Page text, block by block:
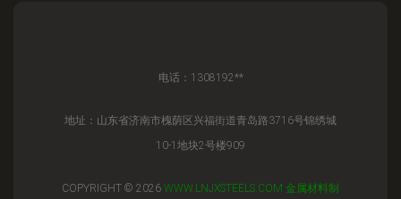
电话：1308192**
地址：山东省济南市槐荫区兴福街道青岛路3716号锦绣城
10-1地块2号楼909
COPYRIGHT © 2026 WWW.LNJXSTEELS.COM 金属材料制